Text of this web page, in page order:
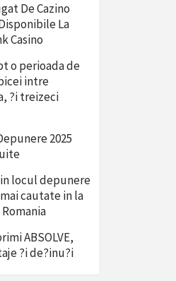
De Cazino
La
Casino
o perioada de
intre
?i treizeci
2025
locul depunere
cautate in la
ABSOLVE,
?i de?inu?i